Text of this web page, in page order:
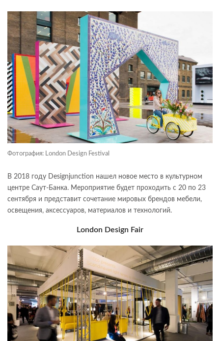
Фотография: London Design Festival
В 2018 году Designjunction нашел новое место в культурном
центре Саут-Банка. Мероприятие будет проходить с 20 по 23
сентября и представит сочетание мировых брендов мебели,
освещения, аксессуаров, материалов и технологий.
London Design Fair